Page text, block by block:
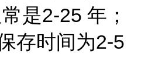
是2-25 年；
存时间为2-5